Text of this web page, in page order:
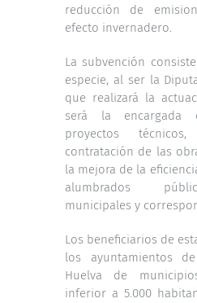
reducción de
efecto invernadero.
La subvención
especie, al ser la
que realizará la
será la encargada
proyectos
contratación de las
la mejora de la
alumbrados
municipales y
Los beneficiarios de
los ayuntamientos
Huelva de
inferior a 5.000